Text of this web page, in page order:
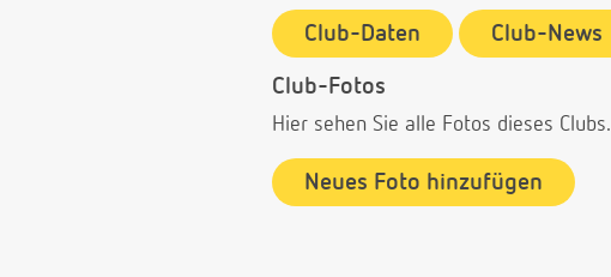
Club-Daten Club-News
Club-Fotos
Hier sehen Sie alle Fotos dieses Clubs.
Neues Foto hinzufügen